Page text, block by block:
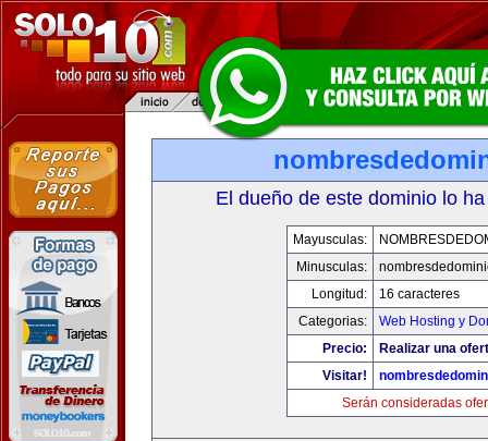
El dueño de este dominio lo
Mayusculas:
Minusculas:
Longitud:
16 caracteres
Categorias:
Web Hosting y
Precio:
Realizar una
Visitar!
Serán consideradas